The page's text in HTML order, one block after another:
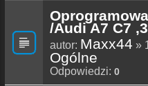
/Audi A7 C7
autor: Maxx44 »
Ogólne
Odpowiedzi: 0